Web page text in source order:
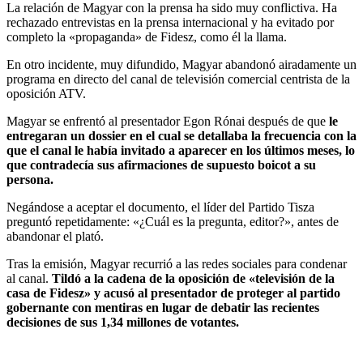
La relación de Magyar con la prensa ha sido muy conflictiva. Ha
rechazado entrevistas en la prensa internacional y ha evitado por
completo la «propaganda» de Fidesz, como él la llama.
En otro incidente, muy difundido, Magyar abandonó airadamente un
programa en directo del canal de televisión comercial centrista de la
oposición ATV.
Magyar se enfrentó al presentador Egon Rónai después de que le
entregaran un dossier en el cual se detallaba la frecuencia con la
que el canal le había invitado a aparecer en los últimos meses, lo
que contradecía sus afirmaciones de supuesto boicot a su
persona.
Negándose a aceptar el documento, el líder del Partido Tisza
preguntó repetidamente: «¿Cuál es la pregunta, editor?», antes de
abandonar el plató.
Tras la emisión, Magyar recurrió a las redes sociales para condenar
al canal. Tildó a la cadena de la oposición de «televisión de la
casa de Fidesz» y acusó al presentador de proteger al partido
gobernante con mentiras en lugar de debatir las recientes
decisiones de sus 1,34 millones de votantes.